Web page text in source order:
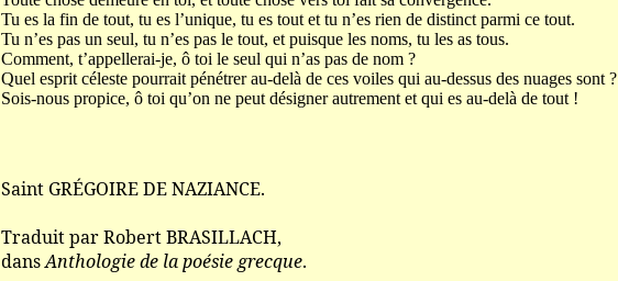
Tu es la fin de tout, tu es l’unique, tu es tout et tu n’es rien de distinct parmi ce tout.
Tu n’es pas un seul, tu n’es pas le tout, et puisque les noms, tu les as tous.
Comment, t’appellerai-je, ô toi le seul qui n’as pas de nom ?
Quel esprit céleste pourrait pénétrer au-delà de ces voiles qui au-dessus des nuages sont ?
Sois-nous propice, ô toi qu’on ne peut désigner autrement et qui es au-delà de tout !
Saint GRÉGOIRE DE NAZIANCE.
Traduit par Robert BRASILLACH,
dansAnthologie de la poésie grecque.